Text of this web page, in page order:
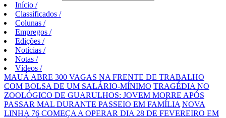
Início /
Classificados /
Colunas /
Empregos /
Edições /
Notícias /
Notas /
Vídeos /
MAUÁ ABRE 300 VAGAS NA FRENTE DE TRABALHO
COM BOLSA DE UM SALÁRIO-MÍNIMO TRAGÉDIA NO
ZOOLÓGICO DE GUARULHOS: JOVEM MORRE APÓS
PASSAR MAL DURANTE PASSEIO EM FAMÍLIA NOVA
LINHA 76 COMEÇA A OPERAR DIA 28 DE FEVEREIRO EM